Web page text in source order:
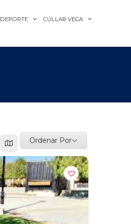
DEPORTE CÚLLAR VEGA
Ordenar Por